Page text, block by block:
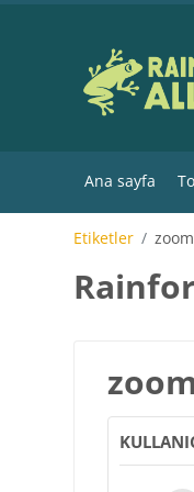
Ana sayfa
Etiketler